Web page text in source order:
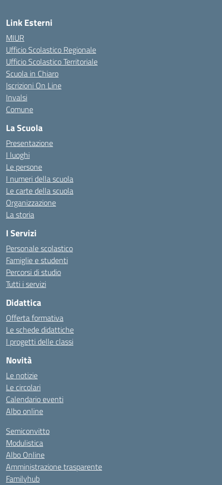
Link Esterni
MIUR
Ufficio Scolastico Regionale
Ufficio Scolastico Territoriale
Scuola in Chiaro
Iscrizioni On Line
Invalsi
Comune
La Scuola
Presentazione
I luoghi
Le persone
I numeri della scuola
Le carte della scuola
Organizzazione
La storia
I Servizi
Personale scolastico
Famiglie e studenti
Percorsi di studio
Tutti i servizi
Didattica
Offerta formativa
Le schede didattiche
I progetti delle classi
Novità
Le notizie
Le circolari
Calendario eventi
Albo online
Semiconvitto
Modulistica
Albo Online
Amministrazione trasparente
Familyhub